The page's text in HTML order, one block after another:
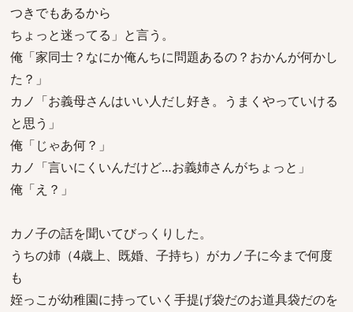
つきでもあるから
ちょっと迷ってる」と言う。
俺「家同士？なにか俺んちに問題あるの？おかんが何かし
た？」
カノ「お義母さんはいい人だし好き。うまくやっていける
と思う」
俺「じゃあ何？」
カノ「言いにくいんだけど…お義姉さんがちょっと」
俺「え？」
カノ子の話を聞いてびっくりした。
うちの姉（4歳上、既婚、子持ち）がカノ子に今まで何度
も
姪っこが幼稚園に持っていく手提げ袋だのお道具袋だのを